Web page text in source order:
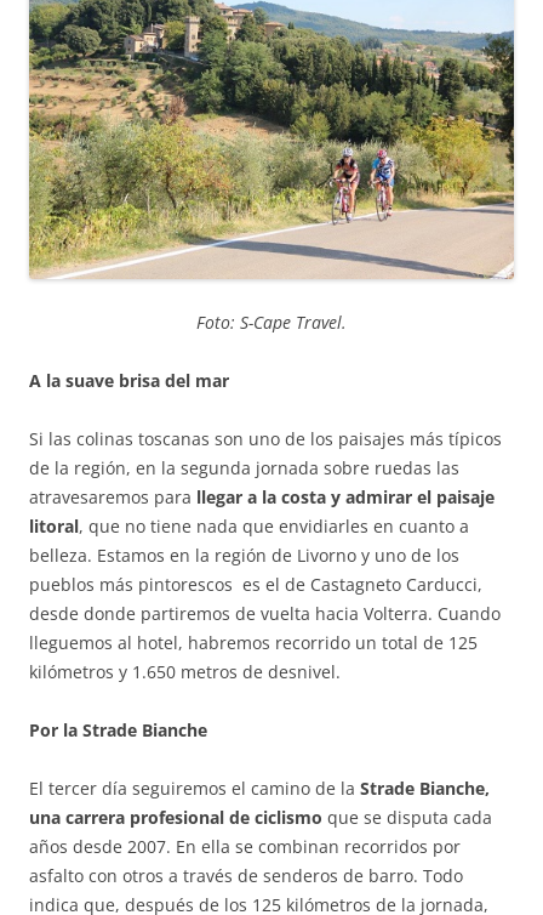
Foto: S-Cape Travel.
A la suave brisa del mar
Si las colinas toscanas son uno de los paisajes más típicos
de la región, en la segunda jornada sobre ruedas las
atravesaremos para llegar a la costa y admirar el paisaje
litoral, que no tiene nada que envidiarles en cuanto a
belleza. Estamos en la región de Livorno y uno de los
pueblos más pintorescos es el de Castagneto Carducci,
desde donde partiremos de vuelta hacia Volterra. Cuando
lleguemos al hotel, habremos recorrido un total de 125
kilómetros y 1.650 metros de desnivel.
Por la Strade Bianche
El tercer día seguiremos el camino de la Strade Bianche,
una carrera profesional de ciclismo que se disputa cada
años desde 2007. En ella se combinan recorridos por
asfalto con otros a través de senderos de barro. Todo
indica que, después de los 125 kilómetros de la jornada,